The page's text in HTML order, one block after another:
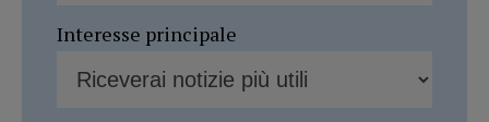
Interesse principale